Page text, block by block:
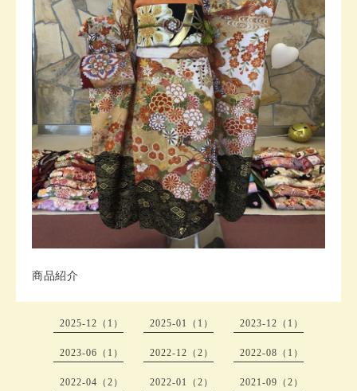
商品紹介
2025-12（1） 2025-01（1） 2023-12（1）
2023-06（1） 2022-12（2） 2022-08（1）
2022-04（2） 2022-01（2） 2021-09（2）